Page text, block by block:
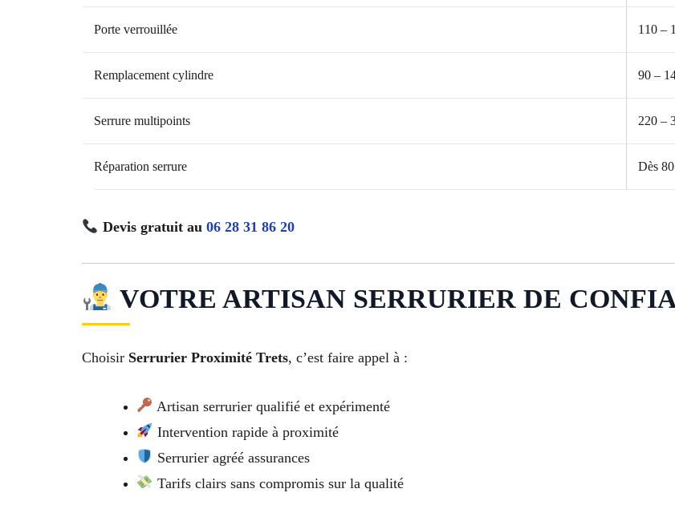
Porte verrouillée 110 –
Remplacement cylindre 90 –
Serrure multipoints 220 –
Réparation serrure Dès
Devis gratuit au 06 28 31 86 20
VOTRE ARTISAN SERRURIER DE
Choisir Serrurier Proximité Trets, c’est faire appel à :
Artisan serrurier qualifié et expérimenté
Intervention rapide à proximité
Serrurier agréé assurances
Tarifs clairs sans compromis sur la qualité